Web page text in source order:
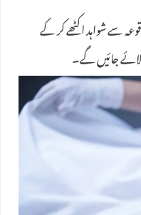
سے شواہد اکٹھے کر کے
جائیں گے۔